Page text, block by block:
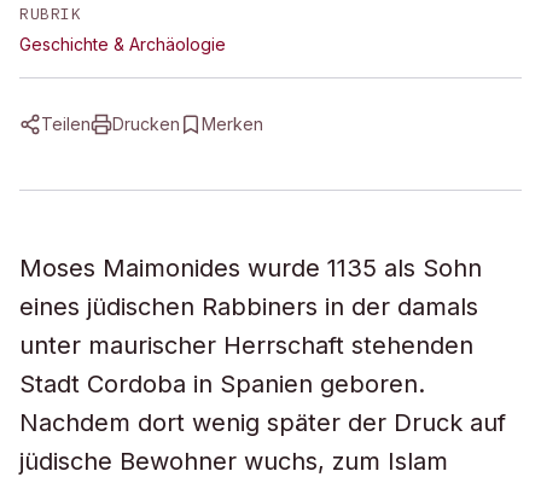
RUBRIK
Geschichte & Archäologie
Teilen Drucken Merken
Moses Maimonides wurde 1135 als Sohn
eines jüdischen Rabbiners in der damals
unter maurischer Herrschaft stehenden
Stadt Cordoba in Spanien geboren.
Nachdem dort wenig später der Druck auf
jüdische Bewohner wuchs, zum Islam